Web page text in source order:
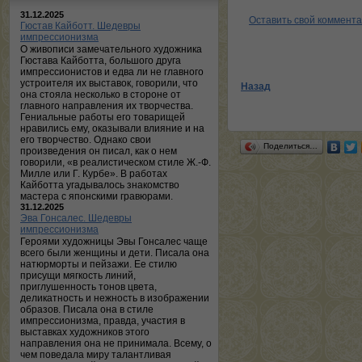
31.12.2025
Гюстав Кайботт. Шедевры
импрессионизма
О живописи замечательного художника
Гюстава Кайботта, большого друга
импрессионистов и едва ли не главного
устроителя их выставок, говорили, что
она стояла несколько в стороне от
главного направления их творчества.
Гениальные работы его товарищей
нравились ему, оказывали влияние и на
его творчество. Однако свои
произведения он писал, как о нем
говорили, «в реалистическом стиле Ж.-Ф.
Милле или Г. Курбе». В работах
Кайботта угадывалось знакомство
мастера с японскими гравюрами.
31.12.2025
Эва Гонсалес. Шедевры
импрессионизма
Героями художницы Эвы Гонсалес чаще
всего были женщины и дети. Писала она
натюрморты и пейзажи. Ее стилю
присущи мягкость линий,
приглушенность тонов цвета,
деликатность и нежность в изображении
образов. Писала она в стиле
импрессионизма, правда, участия в
выставках художников этого
направления она не принимала. Всему, о
чем поведала миру талантливая
Оставить свой
Назад
Поделиться…